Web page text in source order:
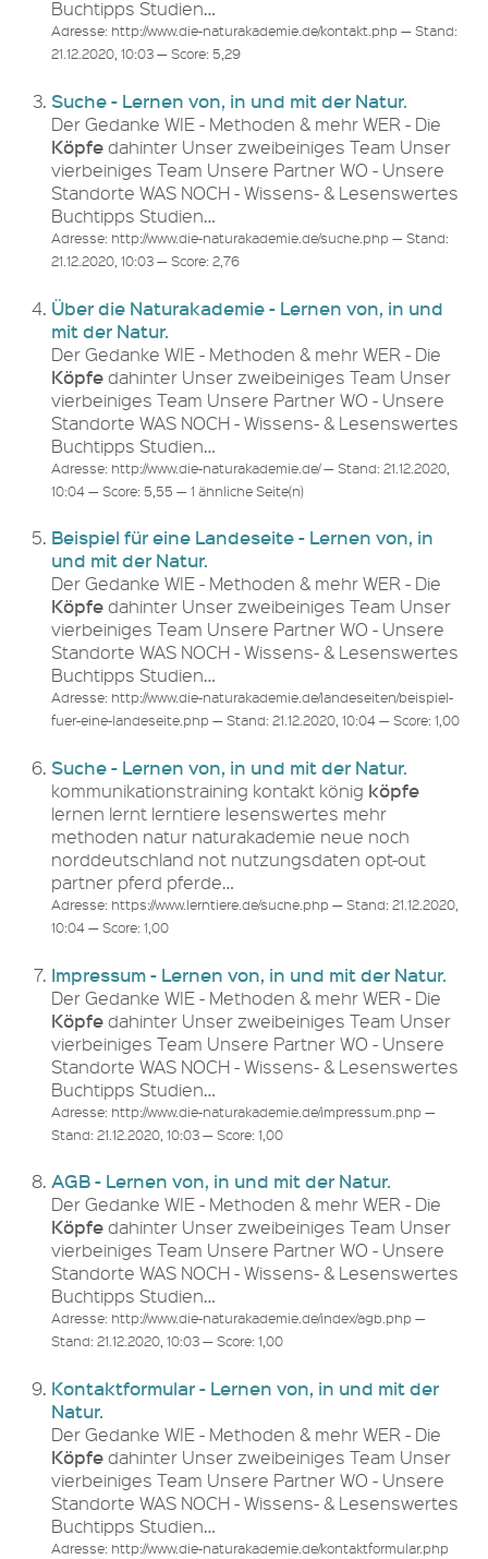
Buchtipps Studien…
Adresse: http://www.die-naturakademie.de/kontakt.php — Stand:
21.12.2020, 10:03 — Score: 5,29
Suche - Lernen von, in und mit der Natur.
Der Gedanke WIE - Methoden & mehr WER - Die
Köpfedahinter Unser zweibeiniges Team Unser
vierbeiniges Team Unsere Partner WO - Unsere
Standorte WAS NOCH - Wissens- & Lesenswertes
Buchtipps Studien…
Adresse: http://www.die-naturakademie.de/suche.php — Stand:
21.12.2020, 10:03 — Score: 2,76
Über die Naturakademie - Lernen von, in und
mit der Natur.
Der Gedanke WIE - Methoden & mehr WER - Die
Köpfedahinter Unser zweibeiniges Team Unser
vierbeiniges Team Unsere Partner WO - Unsere
Standorte WAS NOCH - Wissens- & Lesenswertes
Buchtipps Studien…
Adresse: http://www.die-naturakademie.de/ — Stand: 21.12.2020,
10:04 — Score: 5,55 — 1 ähnliche Seite(n)
Beispiel für eine Landeseite - Lernen von, in
und mit der Natur.
Der Gedanke WIE - Methoden & mehr WER - Die
Köpfedahinter Unser zweibeiniges Team Unser
vierbeiniges Team Unsere Partner WO - Unsere
Standorte WAS NOCH - Wissens- & Lesenswertes
Buchtipps Studien…
Adresse: http://www.die-naturakademie.de/landeseiten/beispiel-
fuer-eine-landeseite.php — Stand: 21.12.2020, 10:04 — Score: 1,00
Suche - Lernen von, in und mit der Natur.
kommunikationstraining kontakt könig köpfe
lernen lernt lerntiere lesenswertes mehr
methoden natur naturakademie neue noch
norddeutschland not nutzungsdaten opt-out
partner pferd pferde…
Adresse: https://www.lerntiere.de/suche.php — Stand: 21.12.2020,
10:04 — Score: 1,00
Impressum - Lernen von, in und mit der Natur.
Der Gedanke WIE - Methoden & mehr WER - Die
Köpfedahinter Unser zweibeiniges Team Unser
vierbeiniges Team Unsere Partner WO - Unsere
Standorte WAS NOCH - Wissens- & Lesenswertes
Buchtipps Studien…
Adresse: http://www.die-naturakademie.de/impressum.php —
Stand: 21.12.2020, 10:03 — Score: 1,00
AGB - Lernen von, in und mit der Natur.
Der Gedanke WIE - Methoden & mehr WER - Die
Köpfedahinter Unser zweibeiniges Team Unser
vierbeiniges Team Unsere Partner WO - Unsere
Standorte WAS NOCH - Wissens- & Lesenswertes
Buchtipps Studien…
Adresse: http://www.die-naturakademie.de/index/agb.php —
Stand: 21.12.2020, 10:03 — Score: 1,00
Kontaktformular - Lernen von, in und mit der
Natur.
Der Gedanke WIE - Methoden & mehr WER - Die
Köpfedahinter Unser zweibeiniges Team Unser
vierbeiniges Team Unsere Partner WO - Unsere
Standorte WAS NOCH - Wissens- & Lesenswertes
Buchtipps Studien…
Adresse: http://www.die-naturakademie.de/kontaktformular.php